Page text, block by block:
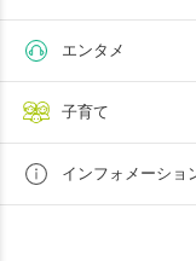
エンタメ
子育て
インフォメーショ